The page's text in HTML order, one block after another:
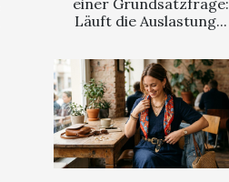
Läuft die Auslastung...